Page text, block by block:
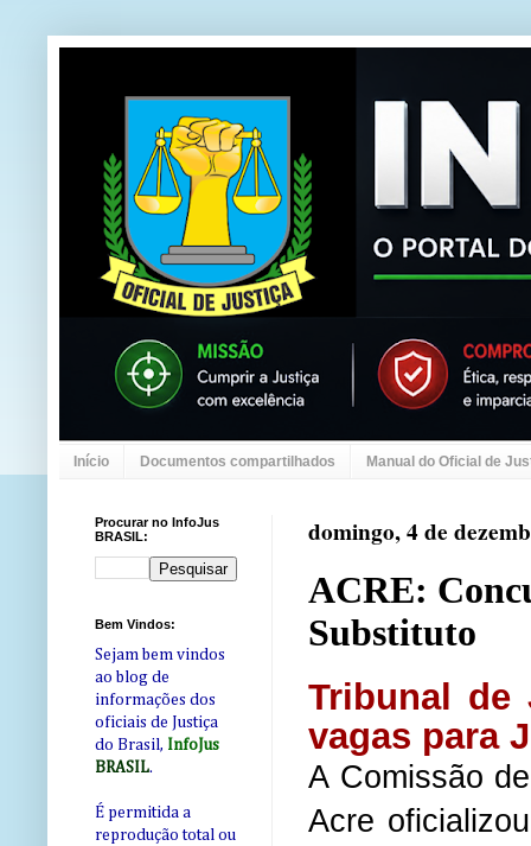
Início Documentos compartilhados Manual do Oficial de
domingo, 4 de
ACRE:
Substituto
Tribunal de
vagas para
A Comissão
Acre
Procurar no InfoJus
BRASIL:
Bem Vindos:
Sejam bem vindos
ao blog de
informações dos
oficiais de Justiça
do Brasil, InfoJus
BRASIL.
É permitida a
reprodução total ou